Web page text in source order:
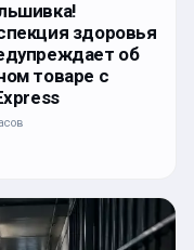
здоровья
об
товаре с